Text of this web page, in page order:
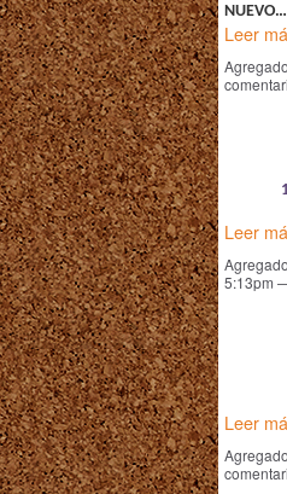
NUEVO…
Leer
Leer
5:13pm
Leer